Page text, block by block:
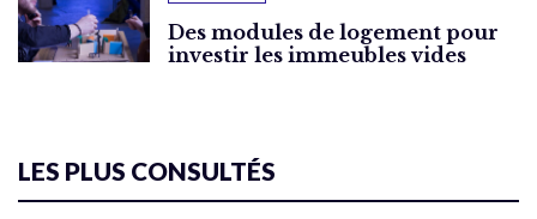
Des modules de logement pour
investir les immeubles vides
LES PLUS CONSULTÉS